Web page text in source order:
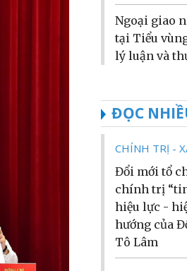
Ngoại giao
tại Tiểu
lý luận và
ĐỌC
CHÍNH TRỊ -
Đổi mới tổ
chính trị
hiệu lực -
hướng của
Tô Lâm